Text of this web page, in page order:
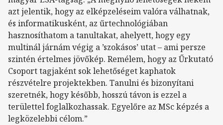
azt jelentik, hogy az elképzeléseim valóra válhatnak,
és informatikusként, az űrtechnológiában
hasznosíthatom a tanultakat, ahelyett, hogy egy
multinál járnám végig a ’szokásos’ utat – ami persze
szintén értelmes jövőkép. Remélem, hogy az Űrkutató
Csoport tagjaként sok lehetőséget kaphatok
részvételre projektekben. Tanulni és bizonyítani
szeretnék, hogy később, hosszú távon is ezzel a
területtel foglalkozhassak. Egyelőre az MSc képzés a
legközelebbi célom.”